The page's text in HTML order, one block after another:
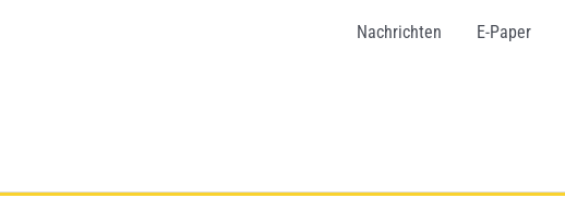
Nachrichten E-Paper